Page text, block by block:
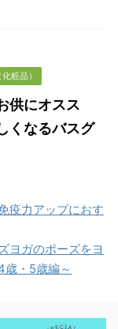
粧品）
供にオスス
くなるバスグ
疫力アップにおす
ヨガのポーズをヨ
歳・5歳編～